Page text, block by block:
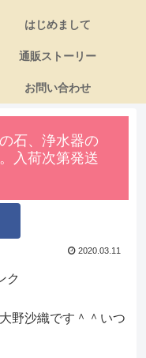
はじめまして
通販ストーリー
お問い合わせ
石、浄水器の
入荷次第発送
2020.03.11
ク
野沙織です＾＾いつ